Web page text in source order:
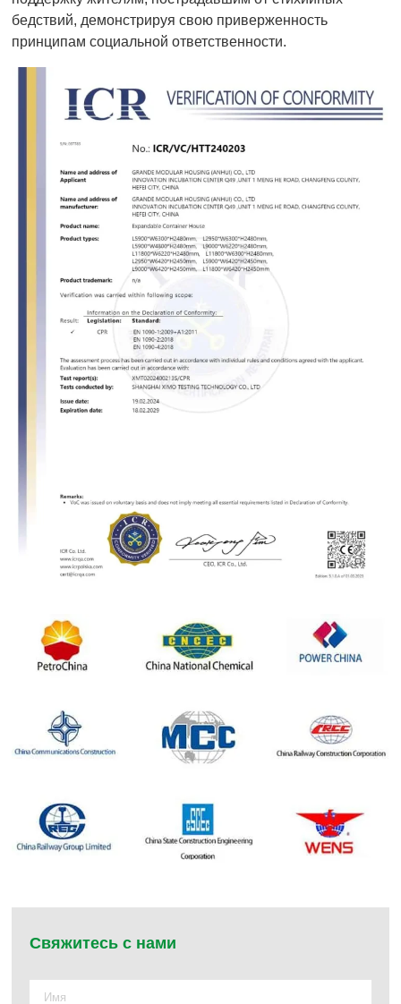
бедствий, демонстрируя свою приверженность
принципам социальной ответственности.
Свяжитесь с нами